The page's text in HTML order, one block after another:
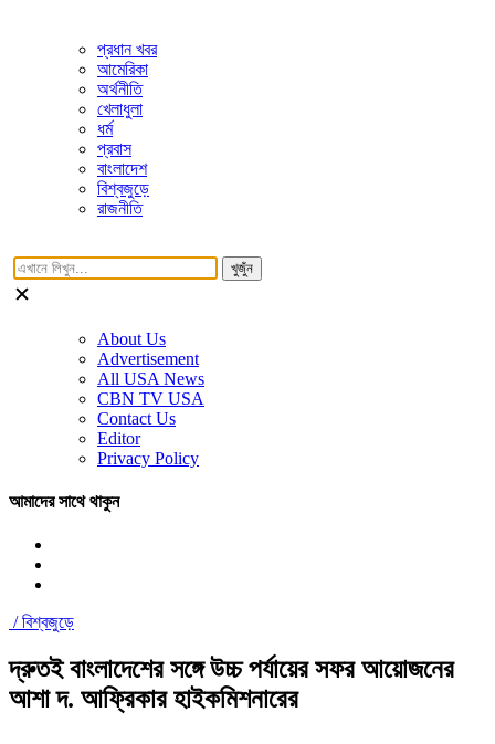
প্রধান খবর
আমেরিকা
অর্থনীতি
খেলাধুলা
ধর্ম
প্রবাস
বাংলাদেশ
বিশ্বজুড়ে
রাজনীতি
খুজুঁন
About Us
Advertisement
All USA News
CBN TV USA
Contact Us
Editor
Privacy Policy
আমাদের সাথে থাকুন
/বিশ্বজুড়ে
দ্রুতই বাংলাদেশের সঙ্গে উচ্চ পর্যায়ের সফর আয়োজনের
আশা দ. আফ্রিকার হাইকমিশনারের